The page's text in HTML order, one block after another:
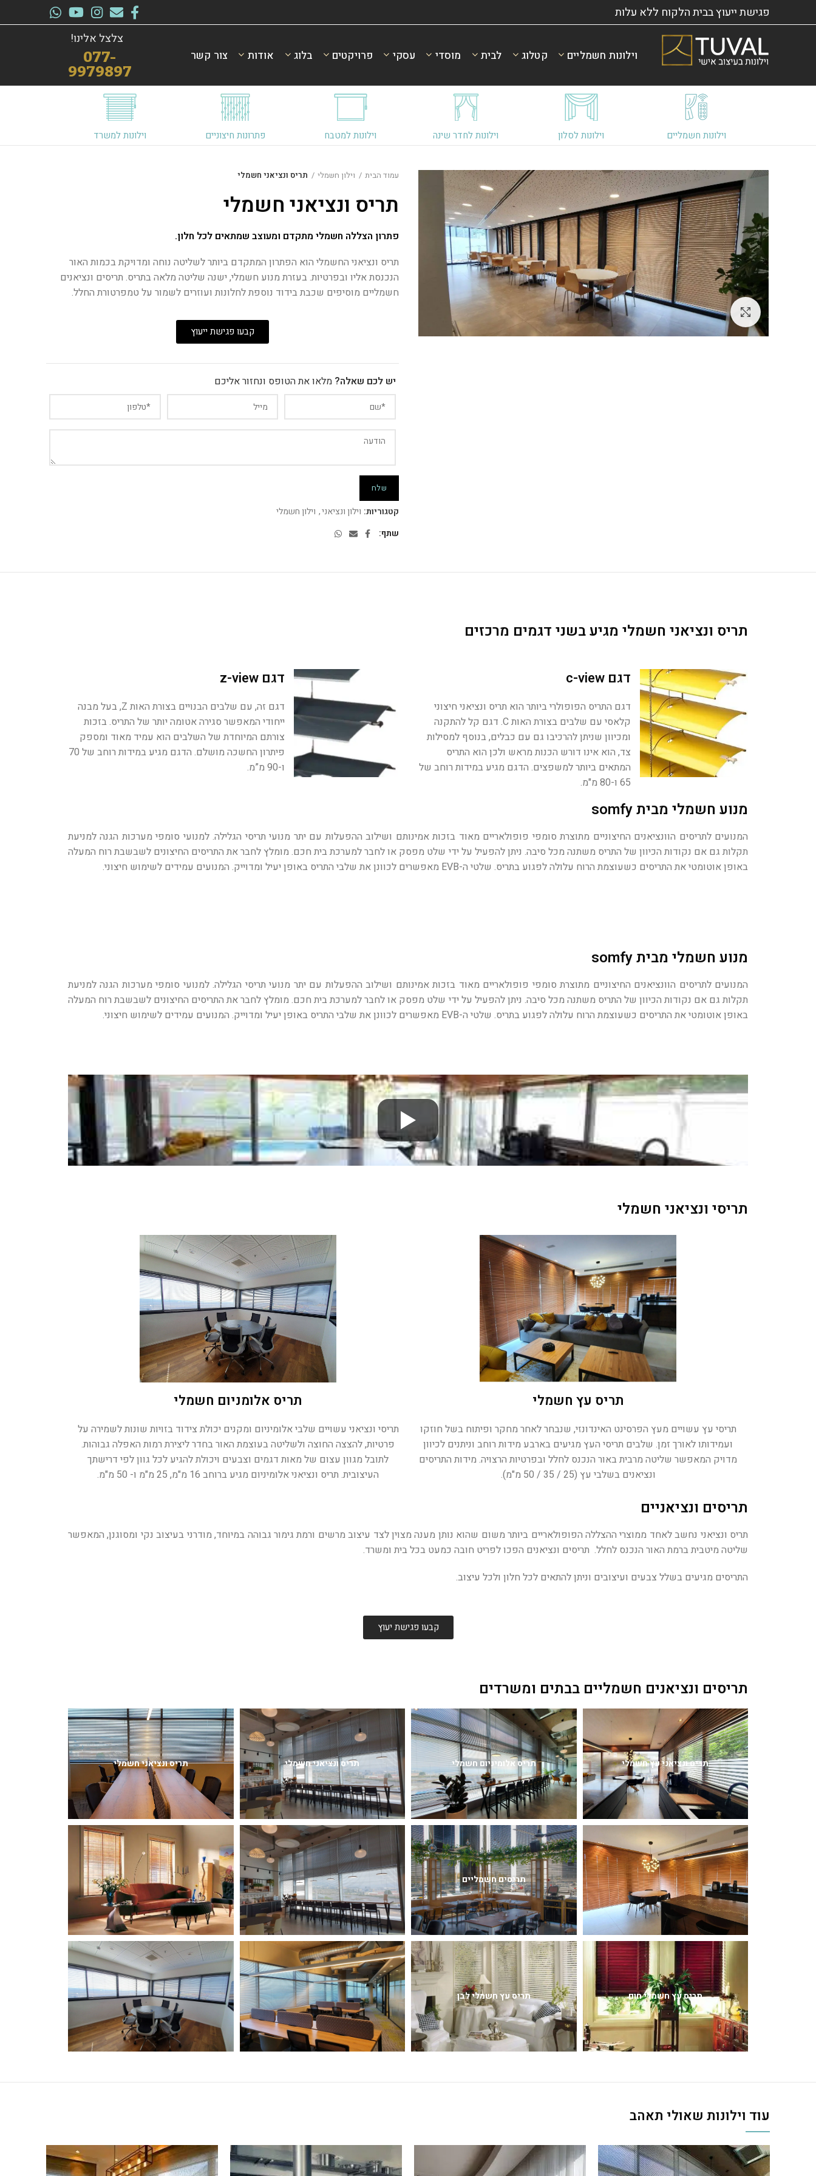
פגישת ייעוץ בבית הלקוח ללא עלות
וילונות חשמליים קטלוג לבית מוסדי עסקי פרויקטים בלוג אודות צור קשר
צלצל אלינו!
077-
9979897
וילונות חשמליים וילונות לסלון וילונות לחדר שינה וילונות למטבח פתרונות חיצוניים וילונות למשרד
לחץ להגדלה
עמוד הבית וילון חשמלי תריס ונציאני חשמלי
תריס ונציאני חשמלי
פתרון הצללה חשמלי מתקדם ומעוצב שמתאים לכל חלון.
תריס ונציאני החשמלי הוא הפתרון המתקדם ביותר לשליטה נוחה ומדויקת בכמות האור
הנכנסת אליו ובפרטיות. בעזרת מנוע חשמלי, ישנה שליטה מלאה בתריס. תריסים ונציאנים
חשמליים מוסיפים שכבת בידוד נוספת לחלונות ועוזרים לשמור על טמפרטורת החלל.
קבעו פגישת ייעוץ
יש לכם שאלה? מלאו את הטופס ונחזור אליכם
קטגוריות: וילון ונציאני, וילון חשמלי
שתף
תריס ונציאני חשמלי מגיע בשני דגמים מרכזים
דגם c-view
דגם התריס הפופולרי ביותר הוא תריס ונציאני חיצוני
קלאסי עם שלבים בצורת האות C. דגם קל להתקנה
ומכיוון שניתן להרכיבו גם עם כבלים, בנוסף למסילות
צד, הוא אינו דורש הכנות מראש ולכן הוא התריס
המתאים ביותר למשפצים. הדגם מגיע במידות רוחב של
65 ו-80 מ"מ.
דגם z-view
דגם זה, עם שלבים הבנויים בצורת האות Z, בעל מבנה
ייחודי המאפשר סגירה אטומה יותר של התריס. בזכות
צורתם המיוחדת של השלבים הוא עמיד מאוד ומספק
פיתרון החשכה מושלם. הדגם מגיע במידות רוחב של 70
ו-90 מ”מ.
מנוע חשמלי מבית somfy
המנועים לתריסים הוונציאנים החיצוניים מתוצרת סומפי פופולאריים מאוד בזכות אמינותם ושילוב ההפעלות עם יתר מנועי תריסי הגלילה. למנועי סומפי מערכות הגנה למניעת
תקלות גם אם נקודות הכיוון של התריס משתנה מכל סיבה. ניתן להפעיל על ידי שלט מפסק או לחבר למערכת בית חכם. מומלץ לחבר את התריסים החיצונים לשבשבת רוח המעלה
באופן אוטומטי את התריסים כשעוצמת הרוח עלולה לפגוע בתריס. שלטי ה-EVB מאפשרים לכוונן את שלבי התריס באופן יעיל ומדוייק. המנועים עמידים לשימוש חיצוני.
מנוע חשמלי מבית somfy
המנועים לתריסים הוונציאנים החיצוניים מתוצרת סומפי פופולאריים מאוד בזכות אמינותם ושילוב ההפעלות עם יתר מנועי תריסי הגלילה. למנועי סומפי מערכות הגנה למניעת
תקלות גם אם נקודות הכיוון של התריס משתנה מכל סיבה. ניתן להפעיל על ידי שלט מפסק או לחבר למערכת בית חכם. מומלץ לחבר את התריסים החיצונים לשבשבת רוח המעלה
באופן אוטומטי את התריסים כשעוצמת הרוח עלולה לפגוע בתריס. שלטי ה-EVB מאפשרים לכוונן את שלבי התריס באופן יעיל ומדוייק. המנועים עמידים לשימוש חיצוני.
תריסי ונציאני חשמלי
תריס עץ חשמלי
תריסי עץ עשויים מעץ הפרסינט האינדונזי, שנבחר לאחר מחקר ופיתוח בשל חוזקו
ועמידותו לאורך זמן. שלבים תריסי העץ מגיעים בארבע מידות רוחב וניתנים לכיוון
מדויק המאפשר שליטה מרבית באור הנכנס לחלל ובפרטיות הרצויה. מידות התריסים
ונציאנים בשלבי עץ (25 / 35 / 50 מ"מ).
תריס אלומניום חשמלי
תריסי ונציאני עשויים שלבי אלומיניום ומקנים יכולת צידוד בזויות שונות לשמירה על
פרטיות, להצצה החוצה ולשליטה בעוצמת האור בחדר ליצירת רמות האפלה גבוהות.
לתובל מגוון עצום של מאות דגמים וצבעים ויכולת להגיע לכל גוון לפי דרישתך
העיצובית. תריס ונציאני אלומיניום מגיע ברוחב 16 מ"מ, 25 מ"מ ו- 50 מ"מ.
תריסים ונציאניים
תריס ונציאני נחשב לאחד ממוצרי ההצללה הפופולאריים ביותר משום שהוא נותן מענה מצוין לצד עיצוב מרשים ורמת גימור גבוהה במיוחד, מודרני בעיצוב נקי ומסוגנן, המאפשר
שליטה מיטבית ברמת האור הנכנס לחלל. תריסים ונציאנים הפכו לפריט חובה כמעט בכל בית ומשרד.
התריסים מגיעים בשלל צבעים ועיצובים וניתן להתאים לכל חלון ולכל עיצוב.
קבעו פגישת יעוץ
תריסים ונציאנים חשמליים בבתים ומשרדים
תריס ונציאני עץ חשמלי תריס אלומיניום חשמלי תריס ונציאני חשמלי תריס ונציאני חשמלי
תריסים חשמליים
תריס עץ חשמלי חום תריס עץ חשמלי לבן
עוד וילונות שאולי תאהב